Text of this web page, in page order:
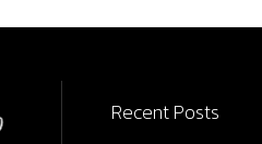
Recent Posts